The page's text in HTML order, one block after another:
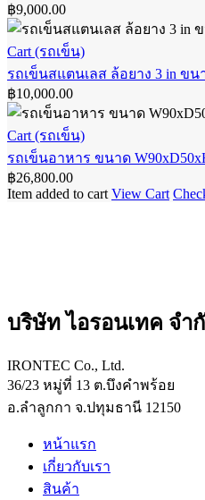
ชั้น
ขนาด
W72xD50xH90
cm
ส
แตน
เลส
3
ชั้น
ขนาด
W72xD50xH90
cm
฿9,000.00
รถ
เข็น
ส
แตน
เลส
ล้อ
ยาง
Cart (รถเข็น)
รถเข็นสแตนเลส ล้อยาง 3 in ขน
฿10,000.00
รถ
เข็น
อาหาร
ขนาด
Cart (รถเข็น)
รถเข็นอาหาร ขนาด
฿26,800.00
Item added to cartView Cart
บริษัท ไอรอนเทค จ
IRONTEC Co., Ltd.
36/23 หมู่ที่ 13 ต.บึงคำพร้อย
อ.ลำลูกกา จ.ปทุมธานี 12150
หน้าแรก
เกี่ยวกับเรา
สินค้า